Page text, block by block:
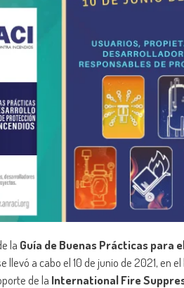
la Guía de Buenas Prácticas para
llevó a cabo el 10 de junio de 2021, en
de la International Fire